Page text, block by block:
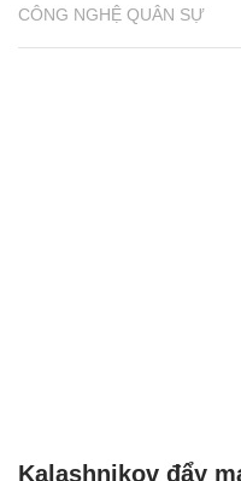
CÔNG NGHỆ QUÂN SỰ
Kalashnikov đẩy